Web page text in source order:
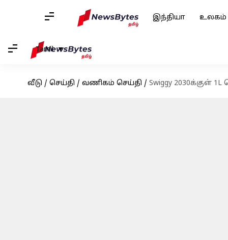
இந்தியா உலகம்
Tamil
வீடு / செய்தி / வணிகம் செய்தி / Swiggy 2030க்குள்